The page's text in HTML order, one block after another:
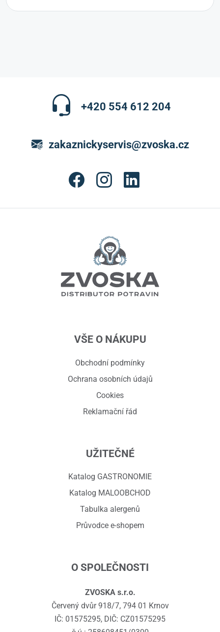
+420 554 612 204
zakaznickyservis@zvoska.cz
VŠE O NÁKUPU
Obchodní podmínky
Ochrana osobních údajů
Cookies
Reklamační řád
UŽITEČNÉ
Katalog GASTRONOMIE
Katalog MALOOBCHOD
Tabulka alergenů
Průvodce e-shopem
O SPOLEČNOSTI
ZVOSKA s.r.o.
Červený dvůr 918/7, 794 01 Krnov
IČ: 01575295, DIČ: CZ01575295